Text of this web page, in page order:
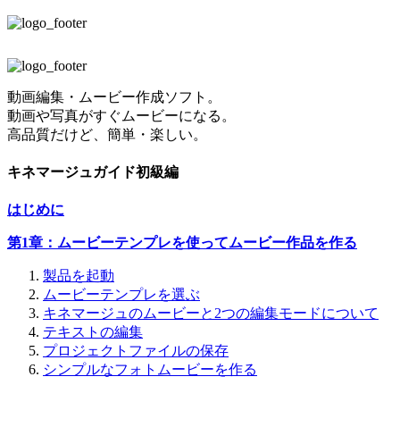
動画編集・ムービー作成ソフト。
動画や写真がすぐムービーになる。
高品質だけど、簡単・楽しい。
キネマージュガイド初級編
はじめに
第1章：ムービーテンプレを使ってムービー作品を作る
製品を起動
ムービーテンプレを選ぶ
キネマージュのムービーと2つの編集モードについて
テキストの編集
プロジェクトファイルの保存
シンプルなフォトムービーを作る